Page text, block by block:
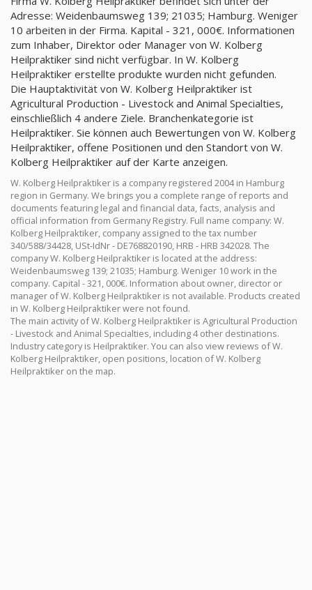
Adresse: Weidenbaumsweg 139; 21035; Hamburg. Weniger
10 arbeiten in der Firma. Kapital - 321, 000€. Informationen
zum Inhaber, Direktor oder Manager von W. Kolberg
Heilpraktiker sind nicht verfügbar. In W. Kolberg
Heilpraktiker erstellte produkte wurden nicht gefunden.
Die Hauptaktivität von W. Kolberg Heilpraktiker ist
Agricultural Production - Livestock and Animal Specialties,
einschließlich 4 andere Ziele. Branchenkategorie ist
Heilpraktiker. Sie können auch Bewertungen von W. Kolberg
Heilpraktiker, offene Positionen und den Standort von W.
Kolberg Heilpraktiker auf der Karte anzeigen.
W. Kolberg Heilpraktiker is a company registered 2004 in Hamburg
region in Germany. We brings you a complete range of reports and
documents featuring legal and financial data, facts, analysis and
official information from Germany Registry. Full name company: W.
Kolberg Heilpraktiker, company assigned to the tax number
340/588/34428, USt-IdNr - DE768820190, HRB - HRB 342028. The
company W. Kolberg Heilpraktiker is located at the address:
Weidenbaumsweg 139; 21035; Hamburg. Weniger 10 work in the
company. Capital - 321, 000€. Information about owner, director or
manager of W. Kolberg Heilpraktiker is not available. Products created
in W. Kolberg Heilpraktiker were not found.
The main activity of W. Kolberg Heilpraktiker is Agricultural Production
- Livestock and Animal Specialties, including 4 other destinations.
Industry category is Heilpraktiker. You can also view reviews of W.
Kolberg Heilpraktiker, open positions, location of W. Kolberg
Heilpraktiker on the map.